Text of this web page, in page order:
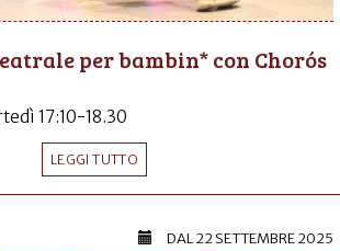
per bambin* con Chorós
17:10-18.30
LEGGI TUTTO
DAL22 SETTEMBRE 2025